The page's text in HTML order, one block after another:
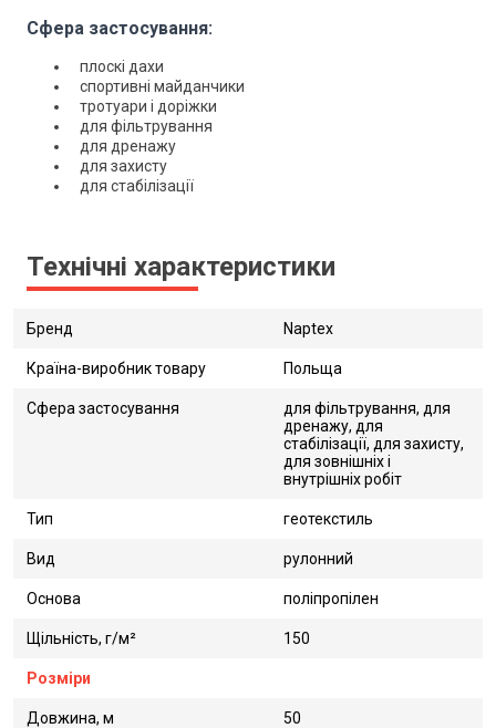
Сфера застосування:
плоскі дахи
спортивні майданчики
тротуари і доріжки
для фільтрування
для дренажу
для захисту
для стабілізації
Технічні характеристики
Бренд Naptex
Країна-виробник товару Польща
Сфера застосування
для фільтрування, для
дренажу, для
стабілізації, для захисту,
для зовнішніх і
внутрішніх робіт
Тип геотекстиль
Вид рулонний
Основа поліпропілен
Щільність, г/м² 150
Розміри
Довжина, м 50